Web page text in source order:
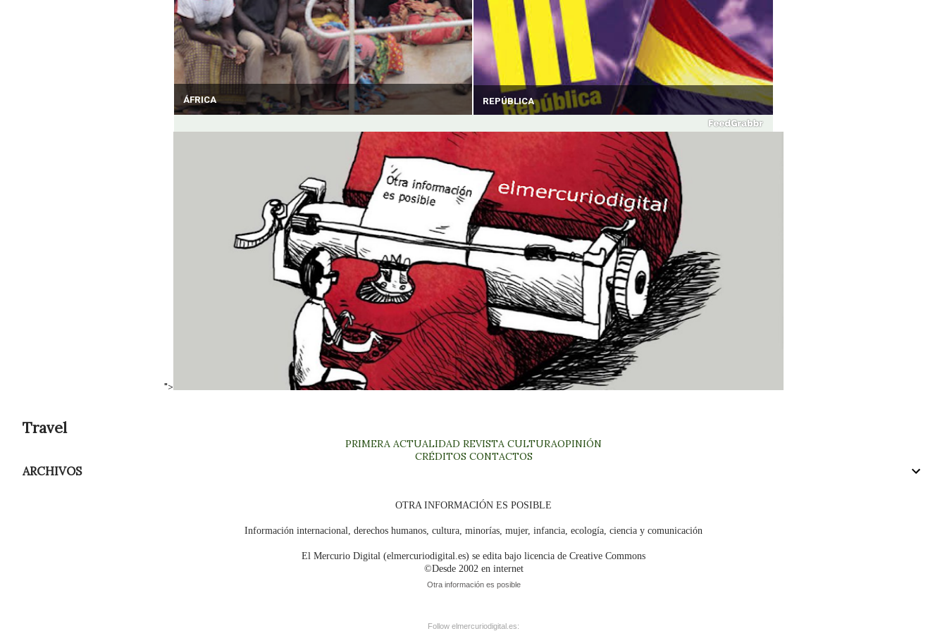
ÁFRICA REPÚBLICA
">
Travel
PRIMERA ACTUALIDAD REVISTA CULTURAOPINIÓN
CRÉDITOSCONTACTOS
ARCHIVOS
OTRA INFORMACIÓN ES POSIBLE
Información internacional, derechos humanos, cultura, minorías, mujer, infancia, ecología, ciencia y comunicación
El Mercurio Digital (elmercuriodigital.es) se edita bajo licencia de Creative Commons
©Desde 2002 en internet
Otra información es posible
Follow elmercuriodigital.es: